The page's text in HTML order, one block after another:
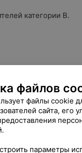
категории В.
здании ресторана
инструктор от
поворот» находится
файлов
файлы cookie
сайта, его
параметры